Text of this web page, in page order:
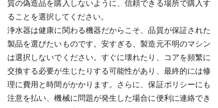
質の偽造品を購入しないように、信頼できる場所で購入す
ることを選択してください。
浄水器は健康に関わる機器だからこそ、品質が保証された
製品を選びたいものです。安すぎる、製造元不明のマシン
は選択しないでください。すぐに壊れたり、コアを頻繁に
交換する必要が生じたりする可能性があり、最終的には修
理に費用と時間がかかります。さらに、保証ポリシーにも
注意を払い、機械に問題が発生した場合に便利に連絡でき